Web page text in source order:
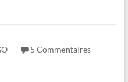
5 Commentaires